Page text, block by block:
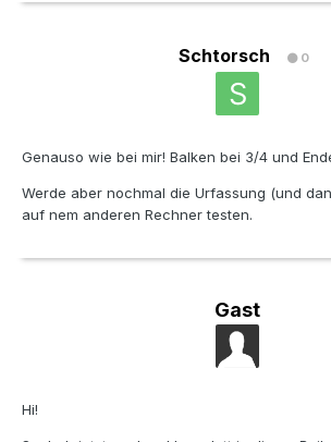
Schtorsch 0
Genauso wie bei mir! Balken bei 3/4 und
Werde aber nochmal die Urfassung (und
auf nem anderen Rechner testen.
Gast
Hi!